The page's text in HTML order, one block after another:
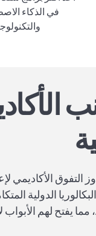
في الذكاء